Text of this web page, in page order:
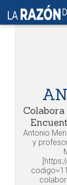
Antonio
y